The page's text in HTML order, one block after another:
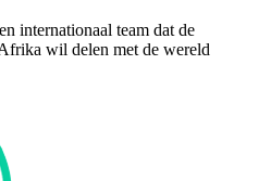
internationaal team dat de
wil delen met de wereld